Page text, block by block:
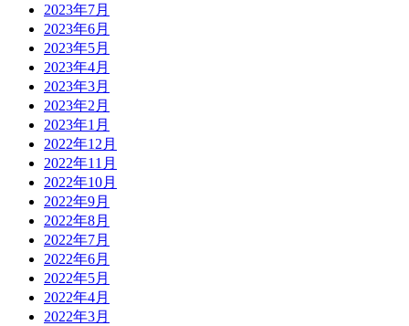
2023年7月
2023年6月
2023年5月
2023年4月
2023年3月
2023年2月
2023年1月
2022年12月
2022年11月
2022年10月
2022年9月
2022年8月
2022年7月
2022年6月
2022年5月
2022年4月
2022年3月